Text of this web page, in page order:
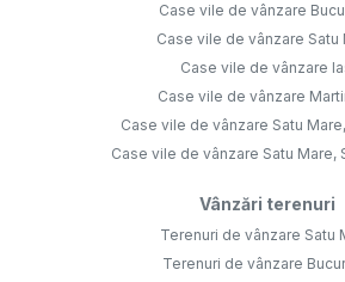
Case vile de vânzare
Case vile de vânzare Satu
Case vile de vânzare
Case vile de vânzare
Case vile de vânzare Satu
Case vile de vânzare Satu Mare,
Vânzări terenuri
Terenuri de vânzare Satu
Terenuri de vânzare